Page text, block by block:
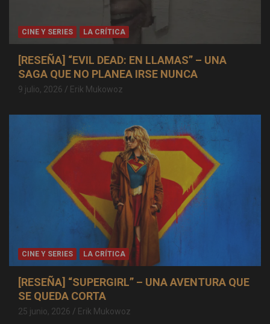
CINE Y SERIES LA CRÍTICA
[RESEÑA] “EVIL DEAD: EN LLAMAS” – UNA
SAGA QUE NO PLANEA IRSE NUNCA
9 julio, 2026 Erik Mukowoz
CINE Y SERIES LA CRÍTICA
[RESEÑA] “SUPERGIRL” – UNA AVENTURA QUE
SE QUEDA CORTA
25 junio, 2026 Erik Mukowoz